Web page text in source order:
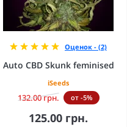
Оценок - (2)
Auto CBD Skunk feminised
iSeeds
132.00 грн. от -5%
125.00 грн.